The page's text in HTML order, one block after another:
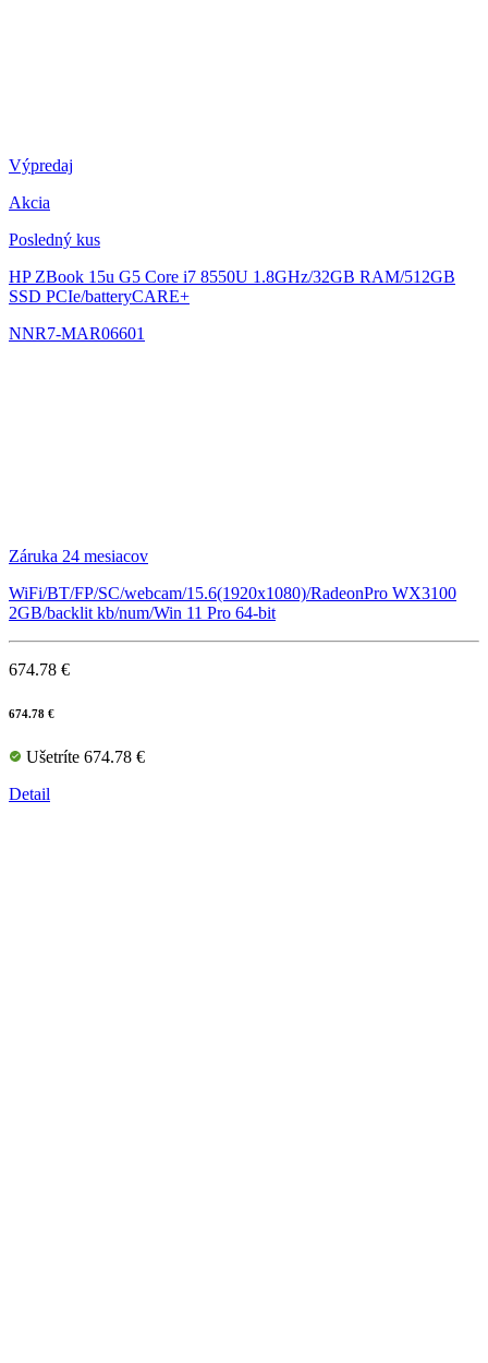
Výpredaj
Akcia
Posledný kus
HP ZBook 15u G5 Core i7 8550U 1.8GHz/32GB RAM/512GB
SSD PCIe/batteryCARE+
NNR7-MAR06601
Záruka 24 mesiacov
WiFi/BT/FP/SC/webcam/15.6(1920x1080)/RadeonPro WX3100
2GB/backlit kb/num/Win 11 Pro 64-bit
674.78 €
674.78 €
Ušetríte 674.78 €
Detail